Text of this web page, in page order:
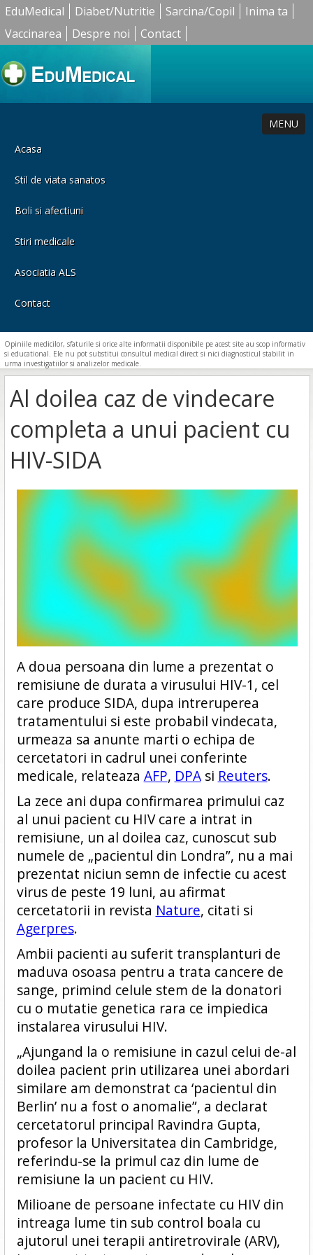
EduMedical Diabet/Nutritie Sarcina/Copil
Inima ta
Vaccinarea
Despre noi Contact
MENU
Acasa
Stil de viata sanatos
Boli si afectiuni
Stiri medicale
Asociatia ALS
Contact
Opiniile medicilor, sfaturile si orice alte informatii disponibile pe acest site au scop informativ
si educational. Ele nu pot substitui consultul medical direct si nici diagnosticul stabilit in
urma investigatiilor si analizelor medicale.
Al doilea caz de vindecare
completa a unui pacient cu
HIV-SIDA
A doua persoana din lume a prezentat o
remisiune de durata a virusului HIV-1, cel
care produce SIDA, dupa intreruperea
tratamentului si este probabil vindecata,
urmeaza sa anunte marti o echipa de
cercetatori in cadrul unei conferinte
medicale, relateaza AFP, DPAsi Reuters.
La zece ani dupa confirmarea primului caz
al unui pacient cu HIV care a intrat in
remisiune, un al doilea caz, cunoscut sub
numele de „pacientul din Londra”, nu a mai
prezentat niciun semn de infectie cu acest
virus de peste 19 luni, au afirmat
cercetatorii in revista Nature, citati si
Agerpres.
Ambii pacienti au suferit transplanturi de
maduva osoasa pentru a trata cancere de
sange, primind celule stem de la donatori
cu o mutatie genetica rara ce impiedica
instalarea virusului HIV.
„Ajungand la o remisiune in cazul celui de-al
doilea pacient prin utilizarea unei abordari
similare am demonstrat ca ‘pacientul din
Berlin’ nu a fost o anomalie”, a declarat
cercetatorul principal Ravindra Gupta,
profesor la Universitatea din Cambridge,
referindu-se la primul caz din lume de
remisiune la un pacient cu HIV.
Milioane de persoane infectate cu HIV din
intreaga lume tin sub control boala cu
ajutorul unei terapii antiretrovirale (ARV),